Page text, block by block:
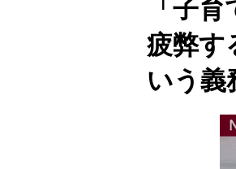
「子
疲弊す
いう義